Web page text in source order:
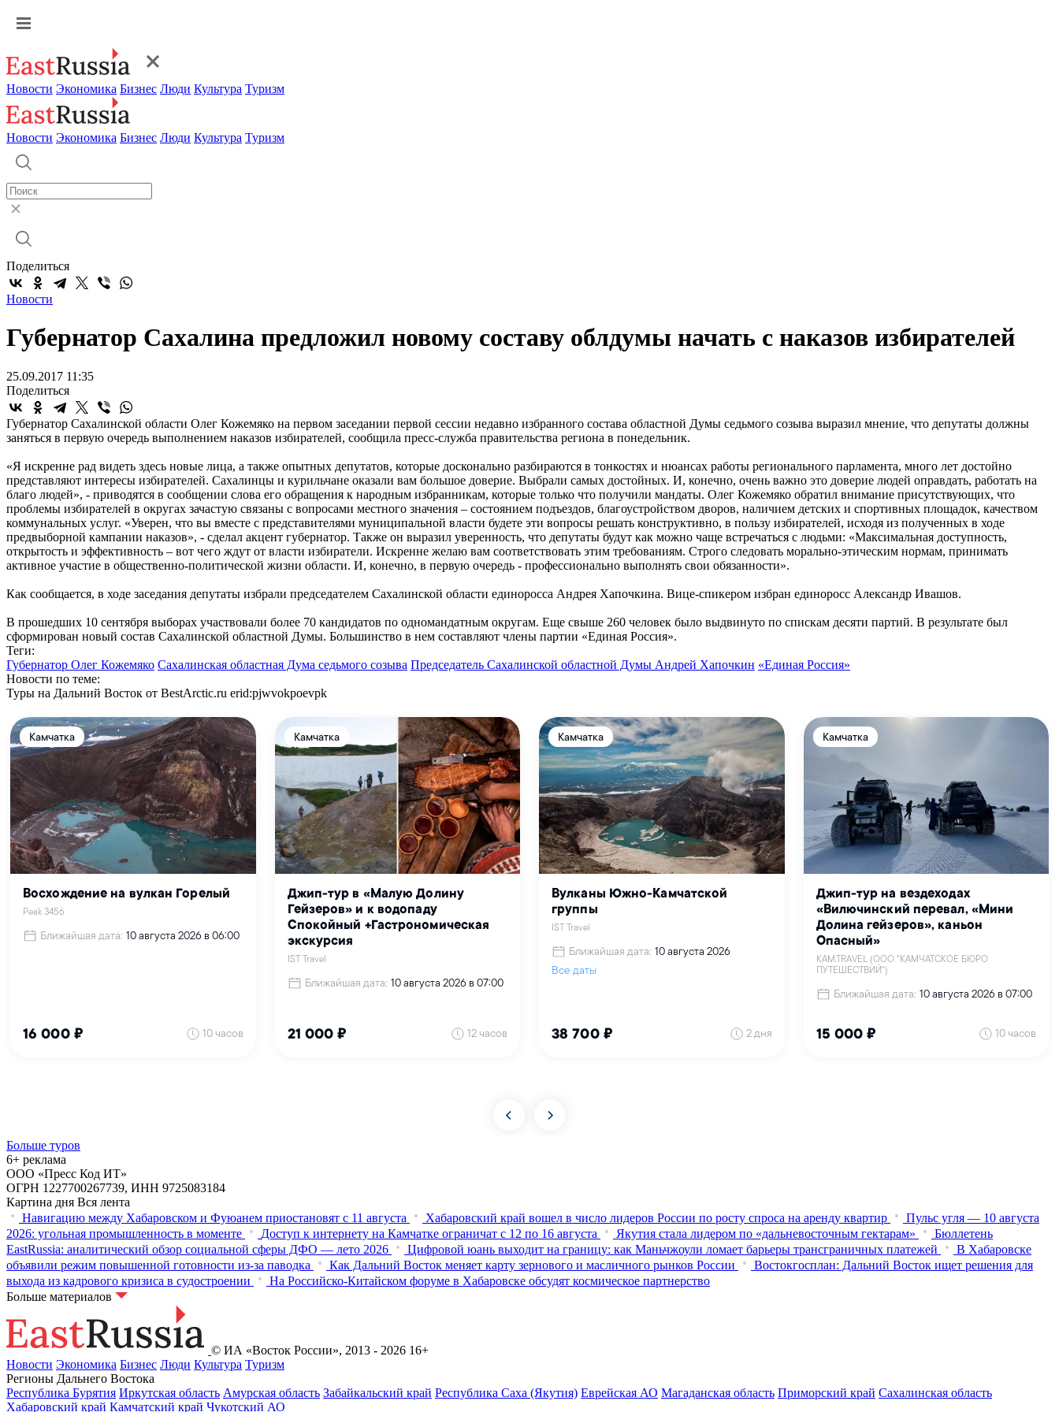
Новости Экономика Бизнес Люди Культура Туризм
Новости Экономика Бизнес Люди Культура Туризм
Поделиться
Новости
Губернатор Сахалина предложил новому составу облдумы начать с наказов избирателей
25.09.2017 11:35
Поделиться
Губернатор Сахалинской области Олег Кожемяко на первом заседании первой сессии недавно избранного состава областной Думы седьмого созыва выразил мнение, что депутаты должны
заняться в первую очередь выполнением наказов избирателей, сообщила пресс-служба правительства региона в понедельник.
«Я искренне рад видеть здесь новые лица, а также опытных депутатов, которые досконально разбираются в тонкостях и нюансах работы регионального парламента, много лет достойно
представляют интересы избирателей. Сахалинцы и курильчане оказали вам большое доверие. Выбрали самых достойных. И, конечно, очень важно это доверие людей оправдать, работать на
благо людей», - приводятся в сообщении слова его обращения к народным избранникам, которые только что получили мандаты. Олег Кожемяко обратил внимание присутствующих, что
проблемы избирателей в округах зачастую связаны с вопросами местного значения – состоянием подъездов, благоустройством дворов, наличием детских и спортивных площадок, качеством
коммунальных услуг. «Уверен, что вы вместе с представителями муниципальной власти будете эти вопросы решать конструктивно, в пользу избирателей, исходя из полученных в ходе
предвыборной кампании наказов», - сделал акцент губернатор. Также он выразил уверенность, что депутаты будут как можно чаще встречаться с людьми: «Максимальная доступность,
открытость и эффективность – вот чего ждут от власти избиратели. Искренне желаю вам соответствовать этим требованиям. Строго следовать морально-этическим нормам, принимать
активное участие в общественно-политической жизни области. И, конечно, в первую очередь - профессионально выполнять свои обязанности».
Как сообщается, в ходе заседания депутаты избрали председателем Сахалинской области единоросса Андрея Хапочкина. Вице-спикером избран единоросс Александр Ивашов.
В прошедших 10 сентября выборах участвовали более 70 кандидатов по одномандатным округам. Еще свыше 260 человек было выдвинуто по спискам десяти партий. В результате был
сформирован новый состав Сахалинской областной Думы. Большинство в нем составляют члены партии «Единая Россия».
Теги:
Губернатор Олег Кожемяко Сахалинская областная Дума седьмого созыва Председатель Сахалинской областной Думы Андрей Хапочкин «Единая Россия»
Новости по теме:
Туры на Дальний Восток от BestArctic.ru erid:pjwvokpoevpk
Больше туров
6+ реклама
ООО «Пресс Код ИТ»
ОГРН 1227700267739, ИНН 9725083184
Картина дня Вся лента
Навигацию между Хабаровском и Фуюанем приостановят с 11 августа
Хабаровский край вошел в число лидеров России по росту спроса на аренду квартир
Пульс угля — 10 августа
2026: угольная промышленность в моменте
Доступ к интернету на Камчатке ограничат с 12 по 16 августа Якутия стала лидером по «дальневосточным гектарам»
Бюллетень
EastRussia: аналитический обзор социальной сферы ДФО — лето 2026
Цифровой юань выходит на границу: как Маньчжоули ломает барьеры трансграничных платежей
В Хабаровске
объявили режим повышенной готовности из‑за паводка
Как Дальний Восток меняет карту зернового и масличного рынков России
Востокгосплан: Дальний Восток ищет решения для
выхода из кадрового кризиса в судостроении
На Российско-Китайском форуме в Хабаровске обсудят космическое партнерство
Больше материалов
© ИА «Восток России», 2013 - 2026 16+
Новости Экономика Бизнес Люди Культура Туризм
Регионы Дальнего Востока
Республика Бурятия Иркутская область Амурская область Забайкальский край Республика Саха (Якутия) Еврейская АО Магаданская область Приморский край Сахалинская область
Хабаровский край Камчатский край Чукотский АО